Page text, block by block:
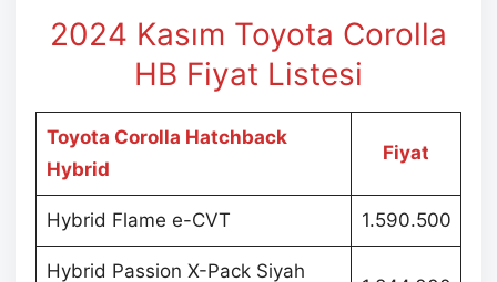
2024 Kasım Toyota Corolla
HB Fiyat Listesi
Toyota Corolla Hatchback
Hybrid
Fiyat
Hybrid Flame e-CVT 1.590.500
Hybrid Passion X-Pack Siyah